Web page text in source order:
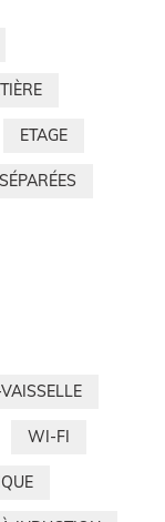
ETAGE
WI-FI